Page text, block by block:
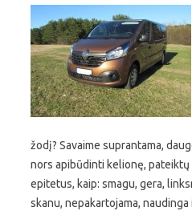
žodį? Savaime suprantama,
nors apibūdinti kelionę,
epitetus, kaip: smagu, gera,
skanu, nepakartojama,